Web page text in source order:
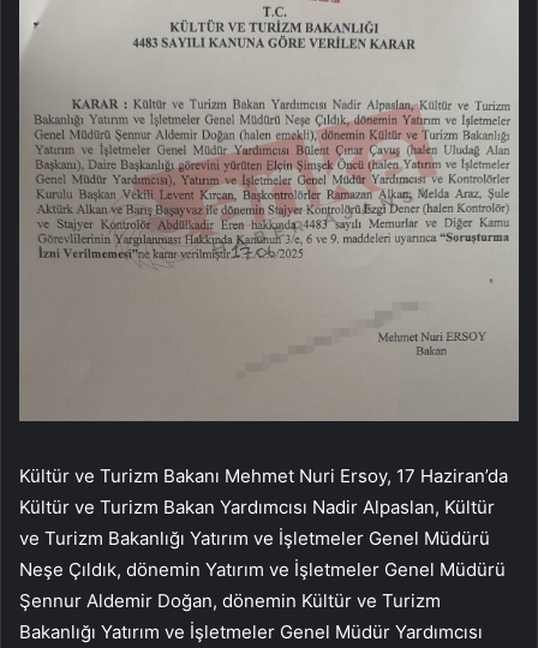
Kültür ve Turizm Bakanı Mehmet Nuri Ersoy, 17 Haziran’da
Kültür ve Turizm Bakan Yardımcısı Nadir Alpaslan, Kültür
ve Turizm Bakanlığı Yatırım ve İşletmeler Genel Müdürü
Neşe Çıldık, dönemin Yatırım ve İşletmeler Genel Müdürü
Şennur Aldemir Doğan, dönemin Kültür ve Turizm
Bakanlığı Yatırım ve İşletmeler Genel Müdür Yardımcısı